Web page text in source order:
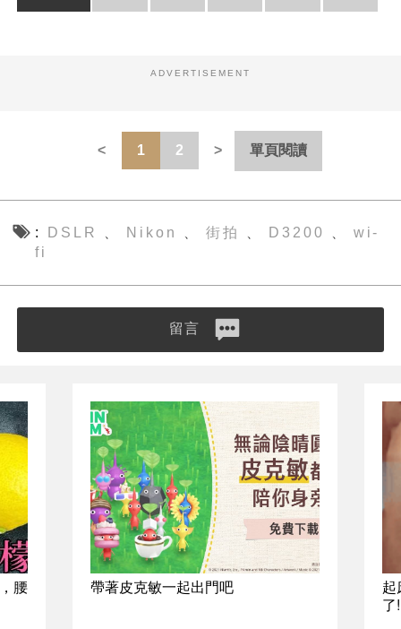
ADVERTISEMENT
1 2 單頁閱讀
DSLR Nikon 街拍 D3200
wi-
fi
留言
腰 帶著皮克敏一起出門吧
起
了